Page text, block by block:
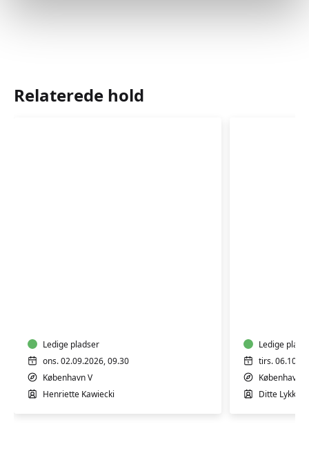
Relaterede hold
Ledige pladser
ons. 02.09.2026, 09.30
København V
Henriette Kawiecki
Ledige
tirs.
København S
Ditte Lykke